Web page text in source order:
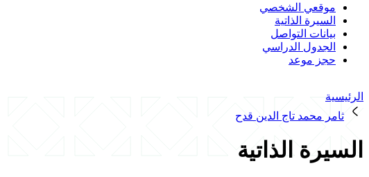
موقعي الشخصي
السيرة الذاتية
بيانات التواصل
الجدول الدراسي
حجز موعد
الرئيسية
ثامر محمد تاج الدين قدح
السيرة الذاتية